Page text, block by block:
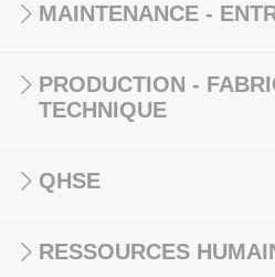
MAINTENANCE -
PRODUCTION -
TECHNIQUE
QHSE
RESSOURCES